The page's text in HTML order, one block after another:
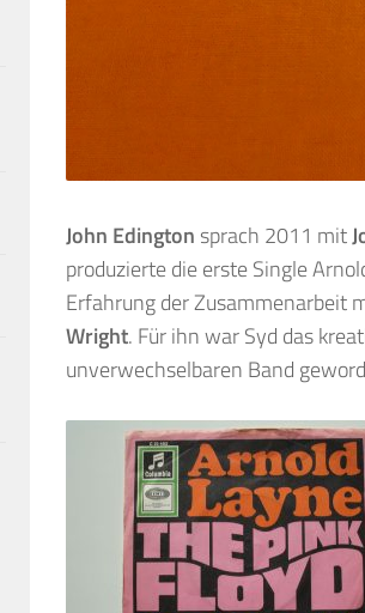
John Edington sprach 2011 mit
produzierte die erste Single
Erfahrung der Zusammenarbeit
Wright. Für ihn war Syd das
unverwechselbaren Band